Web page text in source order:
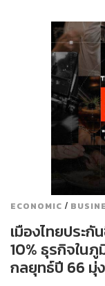
ECONOMIC /
เมืองไทยประกั
10% ธุรกิจใน
กลยุทธ์ปี 66 มุ่